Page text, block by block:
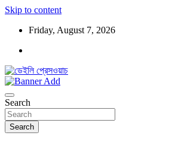
Skip to content
Friday, August 7, 2026
ডেইলি প্রেসওয়াচ
Search
Search